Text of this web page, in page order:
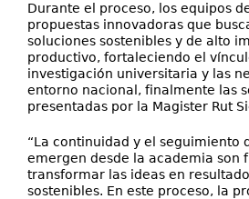
Durante el proceso, los equipos
propuestas innovadoras que
soluciones sostenibles y de alto
productivo, fortaleciendo el
investigación universitaria y las
entorno nacional, finalmente las
presentadas por la Magister Rut
“La continuidad y el seguimiento
emergen desde la academia son
transformar las ideas en
sostenibles. En este proceso, la